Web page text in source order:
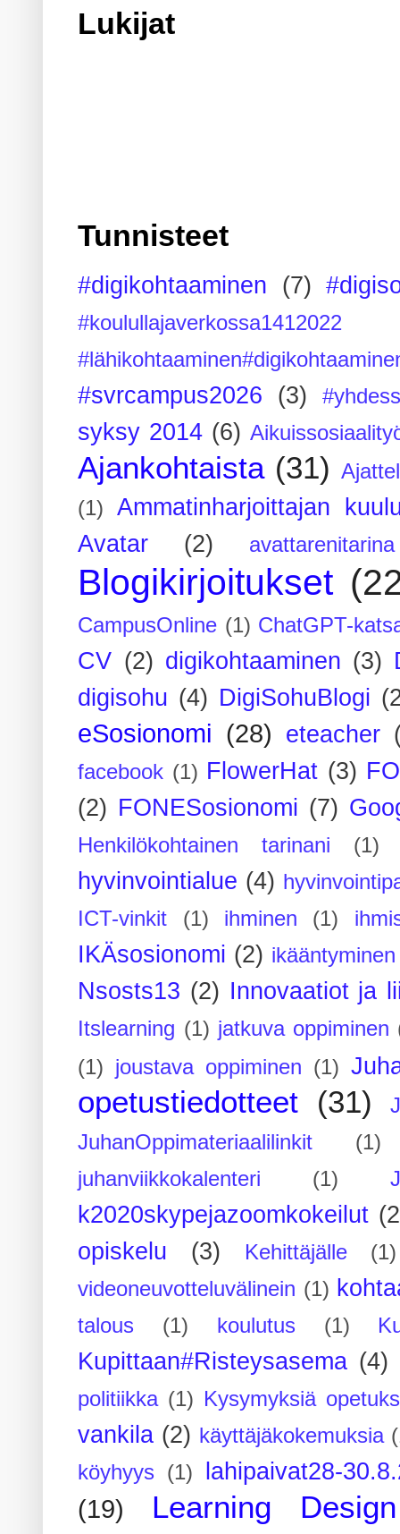
Lukijat
Tunnisteet
#digikohtaaminen (7)
#koulullajaverkossa1412022
#svrcampus2026 (3)
syksy 2014 (6)
Ajankohtaista (31)
(1)
Ammatinharjoittajan
Avatar
(2) avattarenitarina
Blogikirjoitukset
CampusOnline (1) ChatGPT-
CV (2) digikohtaaminen (3)
digisohu (4) DigiSohuBlogi
eSosionomi (28) eteacher
facebook (1) FlowerHat (3)
(2) FONESosionomi (7)
Henkilökohtainen tarinani (1)
hyvinvointialue (4)
ICT-vinkit
(1) ihminen (1)
IKÄsosionomi (2) ikääntyminen
Nsosts13 (2) Innovaatiot ja
Itslearning (1) jatkuva oppiminen
(1) joustava oppiminen (1)
opetustiedotteet (31)
JuhanOppimateriaalilinkit
(1)
juhanviikkokalenteri
(1)
k2020skypejazoomkokeilut
opiskelu
(3) Kehittäjälle
(1)
videoneuvotteluvälinein (1)
talous (1) koulutus (1)
Kupittaan#Risteysasema (4)
politiikka (1) Kysymyksiä
vankila (2) käyttäjäkokemuksia
köyhyys
(1) lahipaivat28-
(19) Learning Design